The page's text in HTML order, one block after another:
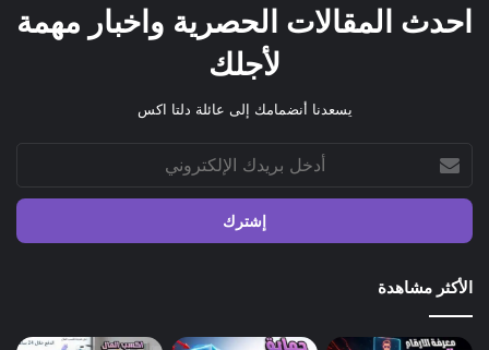
احدث المقالات الحصرية واخبار مهمة
لأجلك
يسعدنا أنضمامك إلى عائلة دلتا اكس
بريدك
الإلكتروني
الأكثر مشاهدة